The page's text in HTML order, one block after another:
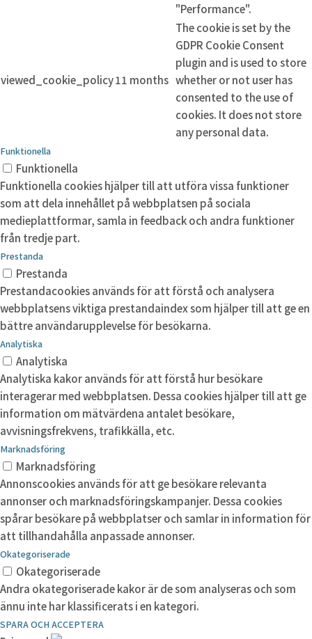
"Performance".
viewed_cookie_policy11 months
The cookie is set by the
GDPR Cookie Consent
plugin and is used to store
whether or not user has
consented to the use of
cookies. It does not store
any personal data.
Funktionella
Funktionella
Funktionella cookies hjälper till att utföra vissa funktioner
som att dela innehållet på webbplatsen på sociala
medieplattformar, samla in feedback och andra funktioner
från tredje part.
Prestanda
Prestanda
Prestandacookies används för att förstå och analysera
webbplatsens viktiga prestandaindex som hjälper till att ge en
bättre användarupplevelse för besökarna.
Analytiska
Analytiska
Analytiska kakor används för att förstå hur besökare
interagerar med webbplatsen. Dessa cookies hjälper till att ge
information om mätvärdena antalet besökare,
avvisningsfrekvens, trafikkälla, etc.
Marknadsföring
Marknadsföring
Annonscookies används för att ge besökare relevanta
annonser och marknadsföringskampanjer. Dessa cookies
spårar besökare på webbplatser och samlar in information för
att tillhandahålla anpassade annonser.
Okategoriserade
Okategoriserade
Andra okategoriserade kakor är de som analyseras och som
ännu inte har klassificerats i en kategori.
SPARA OCH ACCEPTERA